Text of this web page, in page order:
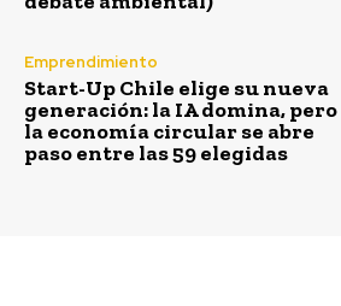
Emprendimiento
Start-Up Chile elige su nueva
generación: la IA domina, pero
la economía circular se abre
paso entre las 59 elegidas